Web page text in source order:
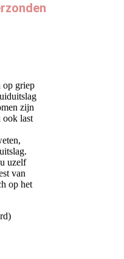
op griep
zijn
ook last
uzelf
van
op het